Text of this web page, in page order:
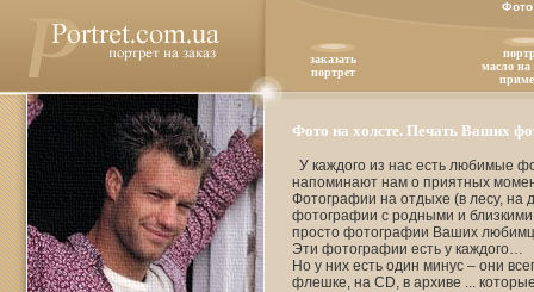
Фото
заказать
портрет
масло на
Фото на холсте. Печать Ваших
У каждого из нас есть любимые
напоминают нам о приятных
Фотографии на отдыхе (в лесу, на
фотографии с родными и
просто фотографии Ваших
Эти фотографии есть у каждого…
Но у них есть один минус – они
флешке, на СD, в архиве ...